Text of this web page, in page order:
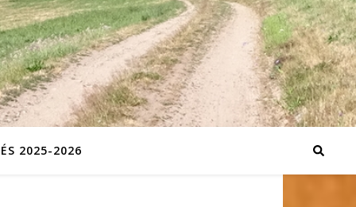
2025-2026